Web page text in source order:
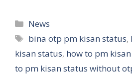
Categories
News
Tags
bina otp pm kisan status,
kisan status, how to pm
to pm kisan status without